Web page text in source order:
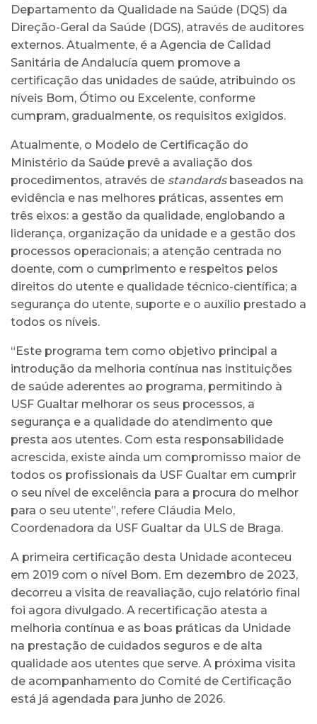
Departamento da Qualidade na Saúde (DQS) da
Direção-Geral da Saúde (DGS), através de auditores
externos. Atualmente, é a Agencia de Calidad
Sanitária de Andalucía quem promove a
certificação das unidades de saúde, atribuindo os
níveis Bom, Ótimo ou Excelente, conforme
cumpram, gradualmente, os requisitos exigidos.
Atualmente, o Modelo de Certificação do
Ministério da Saúde prevê a avaliação dos
procedimentos, através de standardsbaseados na
evidência e nas melhores práticas, assentes em
três eixos: a gestão da qualidade, englobando a
liderança, organização da unidade e a gestão dos
processos operacionais; a atenção centrada no
doente, com o cumprimento e respeitos pelos
direitos do utente e qualidade técnico-científica; a
segurança do utente, suporte e o auxílio prestado a
todos os níveis.
“Este programa tem como objetivo principal a
introdução da melhoria contínua nas instituições
de saúde aderentes ao programa, permitindo à
USF Gualtar melhorar os seus processos, a
segurança e a qualidade do atendimento que
presta aos utentes. Com esta responsabilidade
acrescida, existe ainda um compromisso maior de
todos os profissionais da USF Gualtar em cumprir
o seu nível de excelência para a procura do melhor
para o seu utente”, refere Cláudia Melo,
Coordenadora da USF Gualtar da ULS de Braga.
A primeira certificação desta Unidade aconteceu
em 2019 com o nível Bom. Em dezembro de 2023,
decorreu a visita de reavaliação, cujo relatório final
foi agora divulgado. A recertificação atesta a
melhoria contínua e as boas práticas da Unidade
na prestação de cuidados seguros e de alta
qualidade aos utentes que serve. A próxima visita
de acompanhamento do Comité de Certificação
está já agendada para junho de 2026.